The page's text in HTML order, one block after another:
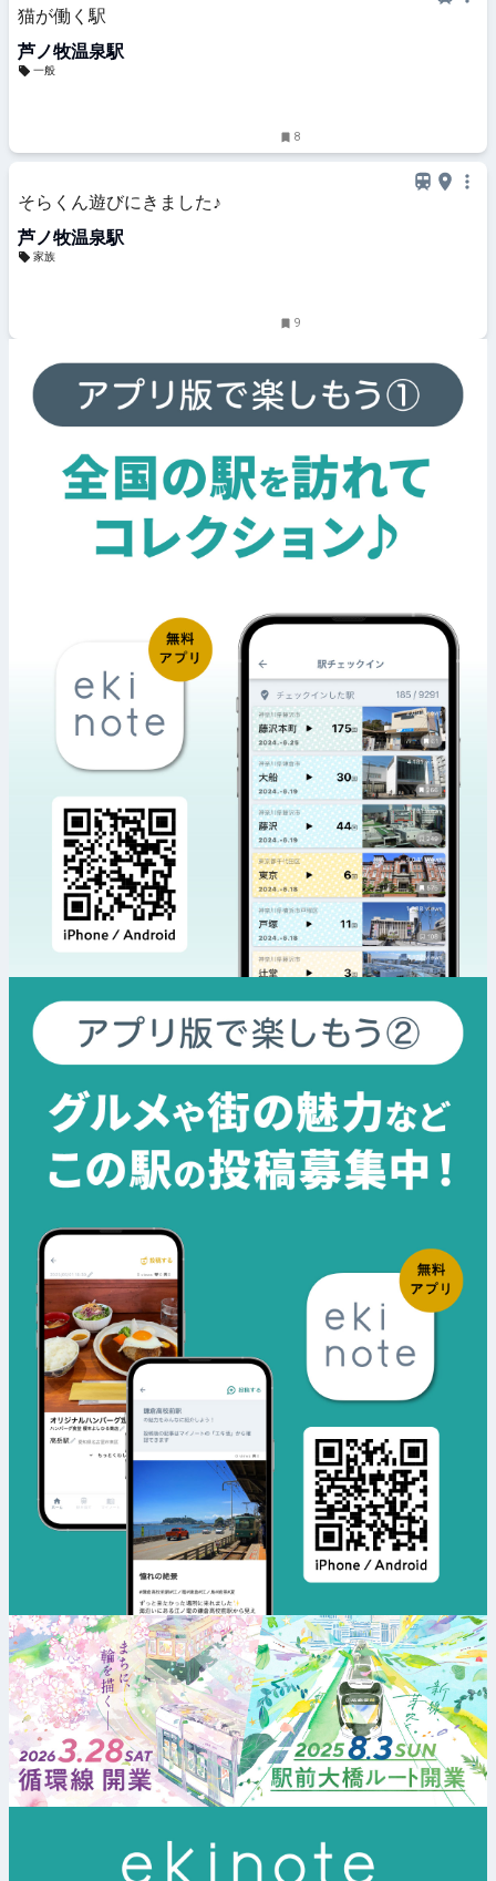
猫が働く駅
芦ノ牧温泉駅
一般
8
そらくん遊びにきました♪
芦ノ牧温泉駅
家族
9